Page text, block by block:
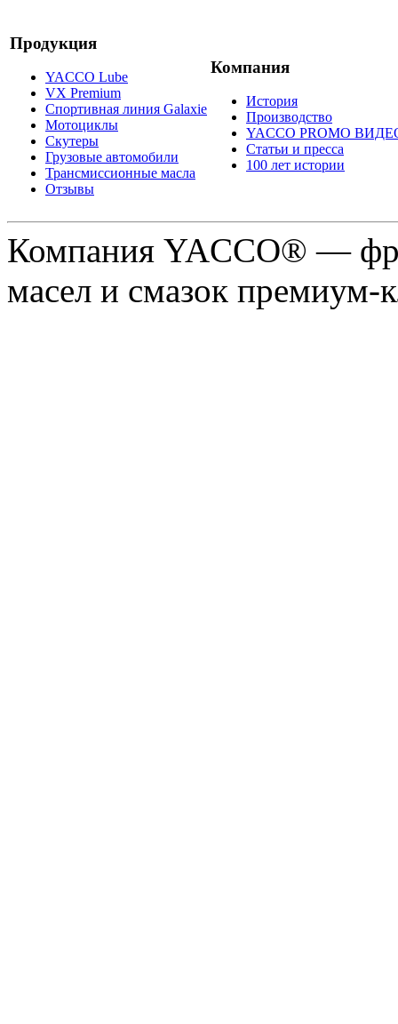
Продукция
YACCO Lube
VX Premium
Спортивная линия Galaxie
Мотоциклы
Скутеры
Грузовые автомобили
Трансмиссионные масла
Отзывы
Компания
История
Производство
YACCO PROMO
Статьи и пресса
100 лет истории
Компания YACCO® —
масел и смазок премиум-